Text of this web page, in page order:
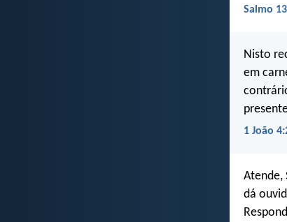
Salmo
Nisto
em
1 João
Atende,
dá